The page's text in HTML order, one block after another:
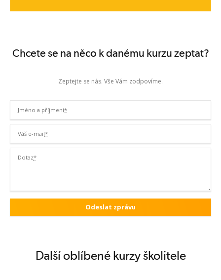
Chcete se na něco k danému kurzu zeptat?
Zeptejte se nás. Vše Vám zodpovíme.
Jméno a příjmení*
Váš e-mail*
Dotaz*
Další oblíbené kurzy školitele